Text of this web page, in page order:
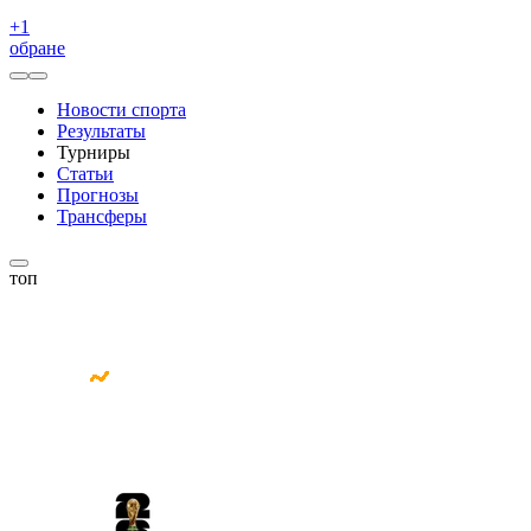
+1
обране
Новости спорта
Результаты
Турниры
Статьи
Прогнозы
Трансферы
топ